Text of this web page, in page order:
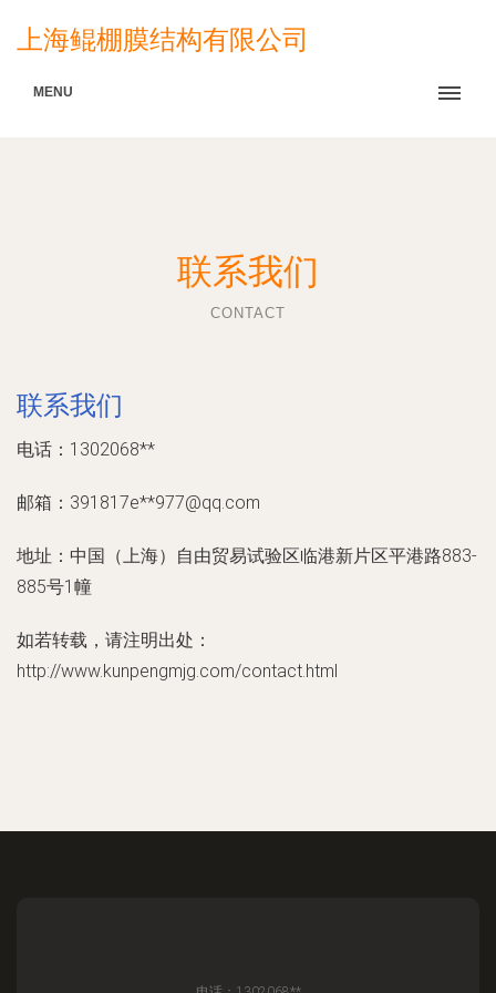
上海鲲棚膜结构有限公司
MENU
联系我们
CONTACT
联系我们
电话：1302068**
邮箱：391817e**977@qq.com
地址：中国（上海）自由贸易试验区临港新片区平港路883-
885号1幢
如若转载，请注明出处：
http://www.kunpengmjg.com/contact.html